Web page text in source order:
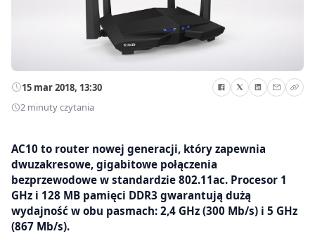
15 mar 2018, 13:30
2 minuty czytania
AC10 to router nowej generacji, który zapewnia
dwuzakresowe, gigabitowe połączenia
bezprzewodowe w standardzie 802.11ac. Procesor 1
GHz i 128 MB pamięci DDR3 gwarantują dużą
wydajność w obu pasmach: 2,4 GHz (300 Mb/s) i 5 GHz
(867 Mb/s).